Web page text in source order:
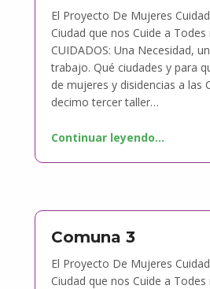
El Proyecto De Mujeres
Ciudad que nos Cuide a
CUIDADOS: Una Necesidad,
trabajo. Qué ciudades y para
de mujeres y disidencias a las
decimo tercer taller…
Continuar leyendo…
Comuna 3
El Proyecto De Mujeres
Ciudad que nos Cuide a